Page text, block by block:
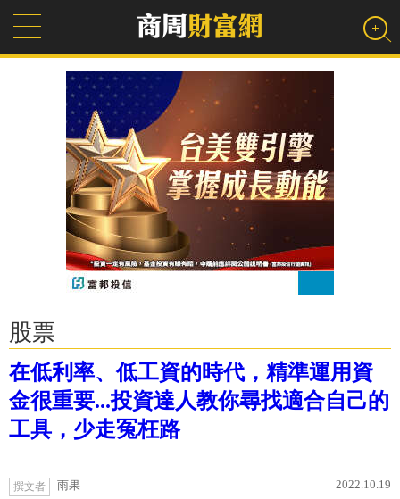
股票
在低利率、低工資的時代，精準運用資
金很重要...投資達人教你尋找適合自己的
工具，少走冤枉路
撰文者 雨果 2022.10.19